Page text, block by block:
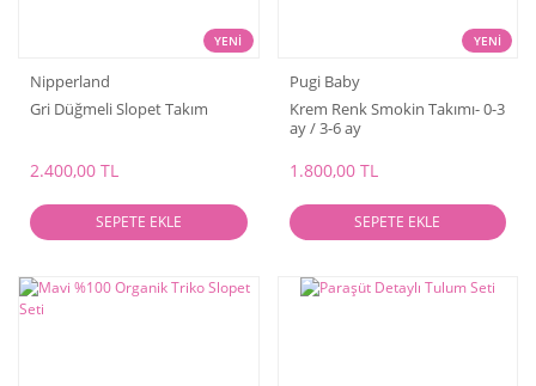
YENİ
Nipperland
Gri Düğmeli Slopet Takım
2.400,00 TL
SEPETE EKLE
YENİ
Pugi Baby
Krem Renk Smokin Takımı- 0-3
ay / 3-6 ay
1.800,00 TL
SEPETE EKLE